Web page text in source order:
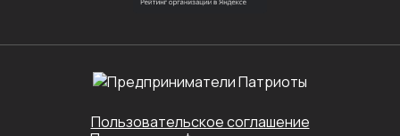
Пользовательское соглашение